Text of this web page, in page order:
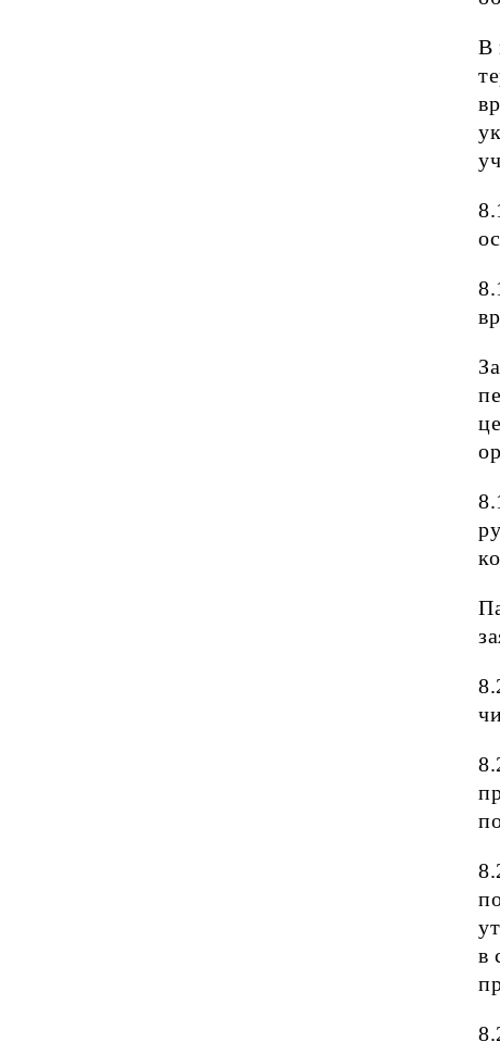
В
в